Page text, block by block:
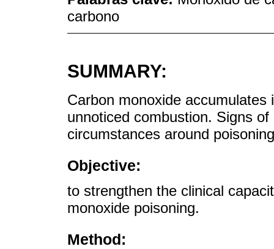
carbono
SUMMARY:
Carbon monoxide
unnoticed combustion. Signs
circumstances around
Objective:
to strengthen the clinical
monoxide poisoning.
Method: